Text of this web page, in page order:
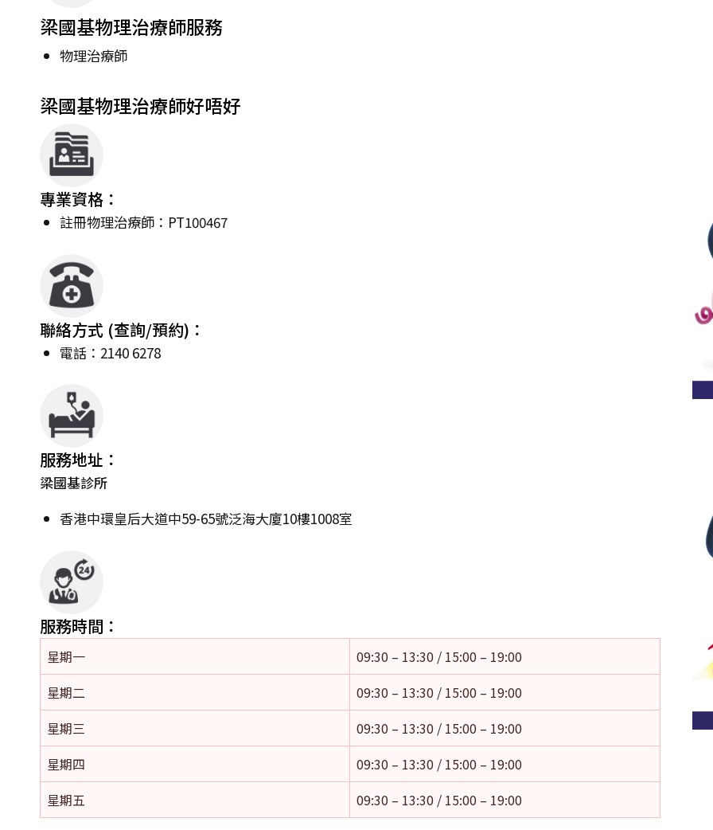
梁國基物理治療師服務
物理治療師
梁國基物理治療師好唔好
專業資格：
註冊物理治療師：PT100467
聯絡方式 (查詢/預約)：
電話：2140 6278
服務地址：
梁國基診所
香港中環皇后大道中59-65號泛海大廈10樓1008室
服務時間：
星期一
09:30 – 13:30 / 15:00 – 19:00
星期二
09:30 – 13:30 / 15:00 – 19:00
星期三
09:30 – 13:30 / 15:00 – 19:00
星期四
09:30 – 13:30 / 15:00 – 19:00
星期五
09:30 – 13:30 / 15:00 – 19:00